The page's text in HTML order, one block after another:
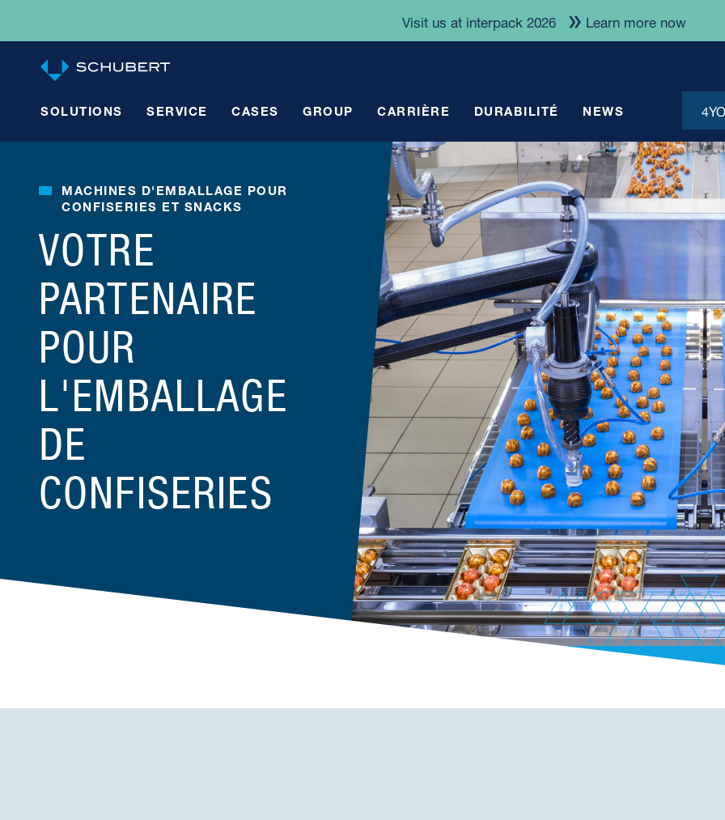
Visit us at interpack 2026 Learn more now
SOLUTIONS SERVICE CASES GROUP CARRIÈRE DURABILITÉ NEWS
MACHINES D'EMBALLAGE POUR
CONFISERIES ET SNACKS
VOTRE
PARTENAIRE
POUR
L'EMBALLAGE
DE
CONFISERIES
Tendances & Actualités Produits alimentaires